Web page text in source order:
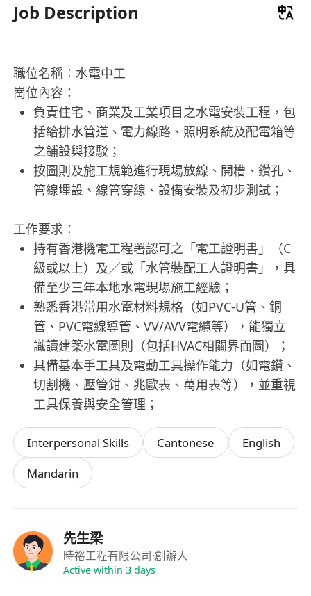
Job Description
職位名稱：水電中工
崗位內容：
負責住宅、商業及工業項目之水電安裝工程，包
括給排水管道、電力線路、照明系統及配電箱等
之鋪設與接駁；
按圖則及施工規範進行現場放線、開槽、鑽孔、
管線埋設、線管穿線、設備安裝及初步測試；
工作要求：
持有香港機電工程署認可之「電工證明書」（C
級或以上）及／或「水管裝配工人證明書」，具
備至少三年本地水電現場施工經驗；
熟悉香港常用水電材料規格（如PVC-U管、銅
管、PVC電線導管、VV/AVV電纜等），能獨立
識讀建築水電圖則（包括HVAC相關界面圖）；
具備基本手工具及電動工具操作能力（如電鑽、
切割機、壓管鉗、兆歐表、萬用表等），並重視
工具保養與安全管理；
Interpersonal Skills Cantonese
English
Mandarin
先生梁
時裕工程有限公司·創辦人
Active within 3 days